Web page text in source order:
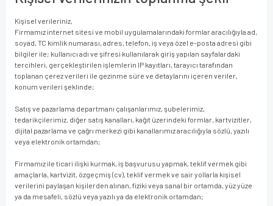
Kişisel verileriniz,
Firmamız internet sitesi ve mobil uygulamalarındaki formlar aracılığıyla ad,
soyad, TC kimlik numarası, adres, telefon, iş veya özel e-posta adresi gibi
bilgiler ile; kullanıcı adı ve şifresi kullanılarak giriş yapılan sayfalardaki
tercihleri, gerçekleştirilen işlemlerin IP kayıtları, tarayıcı tarafından
toplanan çerez verileri ile gezinme süre ve detaylarını içeren veriler,
konum verileri şeklinde;
Satış ve pazarlama departmanı çalışanlarımız, şubelerimiz,
tedarikçilerimiz, diğer satış kanalları, kağıt üzerindeki formlar, kartvizitler,
dijital pazarlama ve çağrı merkezi gibi kanallarımız aracılığıyla sözlü, yazılı
veya elektronik ortamdan;
Firmamız ile ticari ilişki kurmak, iş başvurusu yapmak, teklif vermek gibi
amaçlarla, kartvizit, özgeçmiş (cv), teklif vermek ve sair yollarla kişisel
verilerini paylaşan kişilerden alınan, fiziki veya sanal bir ortamda, yüz yüze
ya da mesafeli, sözlü veya yazılı ya da elektronik ortamdan;